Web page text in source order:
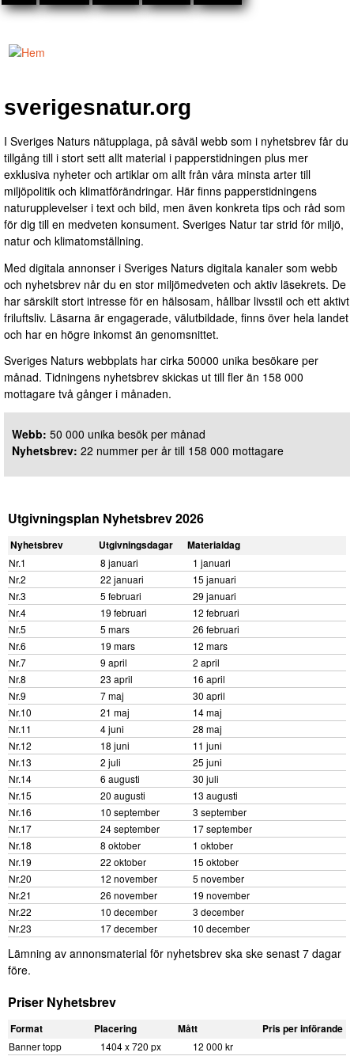
- Telefon 08-23
45 30
sverigesnatur.org
I Sveriges Naturs nätupplaga, på såväl webb som i nyhetsbrev får du
tillgång till i stort sett allt material i papperstidningen plus mer
exklusiva nyheter och artiklar om allt från våra minsta arter till
miljöpolitik och klimatförändringar. Här finns papperstidningens
naturupplevelser i text och bild, men även konkreta tips och råd som
för dig till en medveten konsument. Sveriges Natur tar strid för miljö,
natur och klimatomställning.
Med digitala annonser i Sveriges Naturs digitala kanaler som webb
och nyhetsbrev når du en stor miljömedveten och aktiv läsekrets. De
har särskilt stort intresse för en hälsosam, hållbar livsstil och ett aktivt
friluftsliv. Läsarna är engagerade, välutbildade, finns över hela landet
och har en högre inkomst än genomsnittet.
Sveriges Naturs webbplats har cirka 50000 unika besökare per
månad. Tidningens nyhetsbrev skickas ut till fler än 158 000
mottagare två gånger i månaden.
Webb: 50 000 unika besök per månad
Nyhetsbrev: 22 nummer per år till 158 000 mottagare
Utgivningsplan Nyhetsbrev 2026
Nyhetsbrev Utgivningsdagar
Materialdag
Nr.1
8 januari
1 januari
Nr.2
22 januari
15 januari
Nr.3
5 februari
29 januari
Nr.4
19 februari
12 februari
Nr.5
5 mars
26 februari
Nr.6
19 mars
12 mars
Nr.7
9 april
2 april
Nr.8
23 april
16 april
Nr.9
7 maj
30 april
Nr.10
21 maj
14 maj
Nr.11
4 juni
28 maj
Nr.12
18 juni
11 juni
Nr.13
2 juli
25 juni
Nr.14
6 augusti
30 juli
Nr.15
20 augusti
13 augusti
Nr.16
10 september
3 september
Nr.17
24 september
17 september
Nr.18
8 oktober
1 oktober
Nr.19
22 oktober
15 oktober
Nr.20
12 november
5 november
Nr.21
26 november
19 november
Nr.22
10 december
3 december
Nr.23
17 december 10 december
Lämning av annonsmaterial för nyhetsbrev ska ske senast 7 dagar
före.
Priser Nyhetsbrev
Format Placering Mått
Pris per införande
Banner topp
1404 x 720 px
12 000 kr